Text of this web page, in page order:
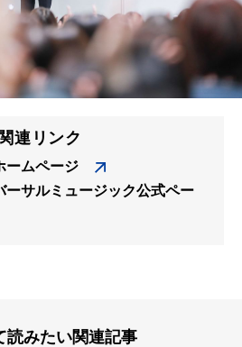
関連リンク
ムページ
サルミュージック公式ペー
読みたい関連記事